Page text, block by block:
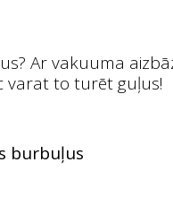
Ar vakuuma
varat to turēt guļus!
burbuļus